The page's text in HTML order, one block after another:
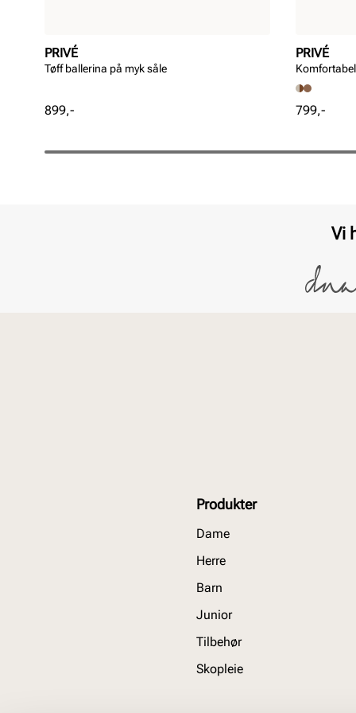
PRIVÉ
Tøff ballerina på myk såle
Pris
899,-
PRIVÉ
Pris
799,-
Vi
Produkter
Dame
Herre
Barn
Junior
Tilbehør
Skopleie